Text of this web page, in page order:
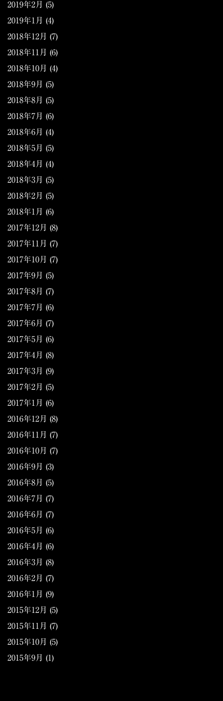
2019年2月 (5)
2019年1月 (4)
2018年12月 (7)
2018年11月 (6)
2018年10月 (4)
2018年9月 (5)
2018年8月 (5)
2018年7月 (6)
2018年6月 (4)
2018年5月 (5)
2018年4月 (4)
2018年3月 (5)
2018年2月 (5)
2018年1月 (6)
2017年12月 (8)
2017年11月 (7)
2017年10月 (7)
2017年9月 (5)
2017年8月 (7)
2017年7月 (6)
2017年6月 (7)
2017年5月 (6)
2017年4月 (8)
2017年3月 (9)
2017年2月 (5)
2017年1月 (6)
2016年12月 (8)
2016年11月 (7)
2016年10月 (7)
2016年9月 (3)
2016年8月 (5)
2016年7月 (7)
2016年6月 (7)
2016年5月 (6)
2016年4月 (6)
2016年3月 (8)
2016年2月 (7)
2016年1月 (9)
2015年12月 (5)
2015年11月 (7)
2015年10月 (5)
2015年9月 (1)